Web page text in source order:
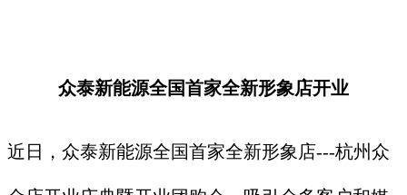
众泰新能源全国首家全新形象店开业
近日，众泰新能源全国首家全新形象店---杭州众